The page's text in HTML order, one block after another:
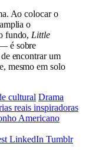
Ao colocar o
o
fundo, Little
é sobre
encontrar um
mesmo em solo
cultural Drama
reais inspiradoras
Americano
LinkedIn Tumblr